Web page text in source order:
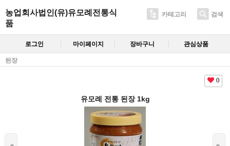
농업회사법인(유)유모례전통식
품
카테고리 검색
로그인 마이페이지 장바구니 관심상품
된장
0
유모례 전통 된장 1kg